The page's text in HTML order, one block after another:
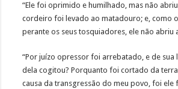
“Ele foi oprimido e humilhado, mas não
cordeiro foi levado ao matadouro; e, como
perante os seus tosquiadores, ele não abriu
“Por juízo opressor foi arrebatado, e de sua
dela cogitou? Porquanto foi cortado da
causa da transgressão do meu povo, foi ele